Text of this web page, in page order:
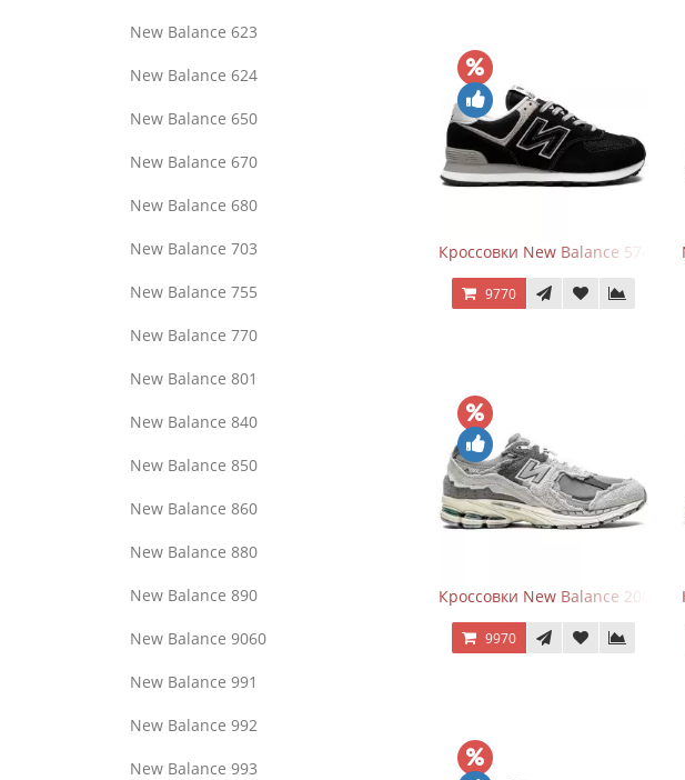
New Balance 623
New Balance 624
New Balance 650
New Balance 670
New Balance 680
New Balance 703
New Balance 755
New Balance 770
New Balance 801
New Balance 840
New Balance 850
New Balance 860
New Balance 880
New Balance 890
New Balance 9060
New Balance 991
New Balance 992
New Balance 993
Кроссовки New Balance 574
9770
Кроссовки New Balance 2002R
9970